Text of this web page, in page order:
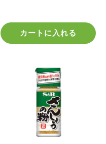
カートに入れる